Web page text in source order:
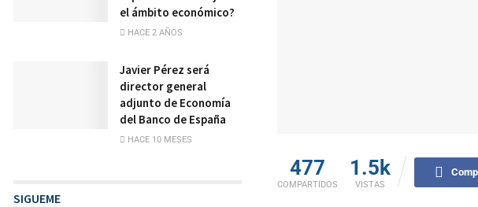
477
COMPARTIDOS
1.5k
VISTAS
el ámbito económico?
HACE 2 AÑOS
Javier Pérez será
director general
adjunto de Economía
del Banco de España
HACE 10 MESES
SIGUEME